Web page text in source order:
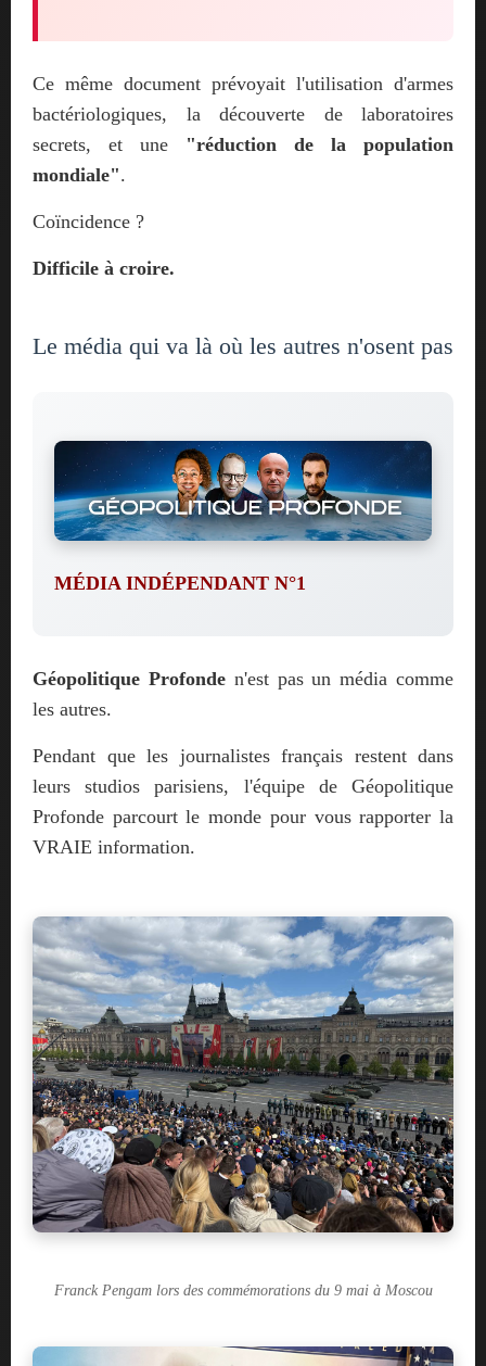
Ce même document prévoyait l'utilisation d'armes
bactériologiques, la découverte de laboratoires
secrets, et une "réduction de la population
mondiale".
Coïncidence ?
Difficile à croire.
Le média qui va là où les autres n'osent pas
MÉDIA INDÉPENDANT N°1
Géopolitique Profonden'est pas un média comme
les autres.
Pendant que les journalistes français restent dans
leurs studios parisiens, l'équipe de Géopolitique
Profonde parcourt le monde pour vous rapporter la
VRAIE information.
Franck Pengam lors des commémorations du 9 mai à Moscou